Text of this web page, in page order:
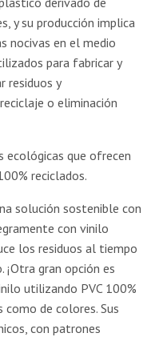
y su producción implica
nocivas en el medio
para fabricar y
residuos y
o eliminación
ecológicas que ofrecen
reciclados.
solución sostenible con
con vinilo
los residuos al tiempo
gran opción es
utilizando PVC 100%
de colores. Sus
con patrones